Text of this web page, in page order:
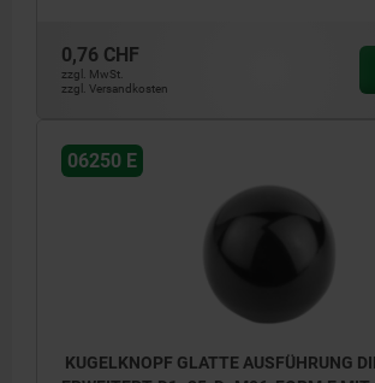
0,76 CHF
zzgl. MwSt.
zzgl. Versandkosten
06250 E
KUGELKNOPF GLATTE AUSFÜHRUNG